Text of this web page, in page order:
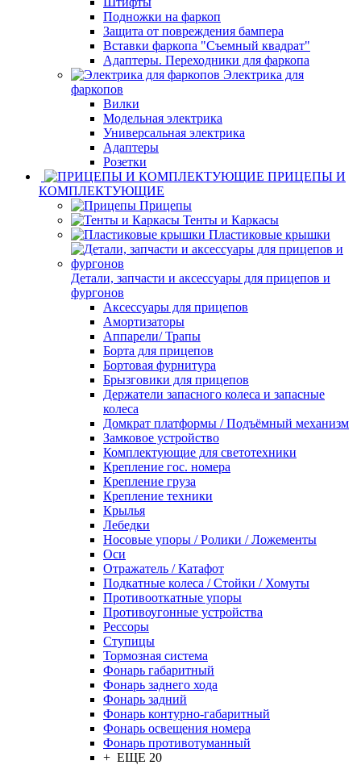
Подножки на фаркоп
Защита от повреждения бампера
Вставки фаркопа "Съемный квадрат"
Адаптеры. Переходники для фаркопа
Электрика для
фаркопов
Вилки
Модельная электрика
Универсальная электрика
Адаптеры
Розетки
ПРИЦЕПЫ И
КОМПЛЕКТУЮЩИЕ
Прицепы
Тенты и Каркасы
Пластиковые крышки
Детали, запчасти и аксессуары для прицепов и
фургонов
Аксессуары для прицепов
Амортизаторы
Аппарели/ Трапы
Борта для прицепов
Бортовая фурнитура
Брызговики для прицепов
Держатели запасного колеса и запасные
колеса
Домкрат платформы / Подъёмный механизм
Замковое устройство
Комплектующие для светотехники
Крепление гос. номера
Крепление груза
Крепление техники
Крылья
Лебедки
Носовые упоры / Ролики / Ложементы
Оси
Отражатель / Катафот
Подкатные колеса / Стойки / Хомуты
Противооткатные упоры
Противоугонные устройства
Рессоры
Ступицы
Тормозная система
Фонарь габаритный
Фонарь заднего хода
Фонарь задний
Фонарь контурно-габаритный
Фонарь освещения номера
Фонарь противотуманный
+ ЕЩЕ 20